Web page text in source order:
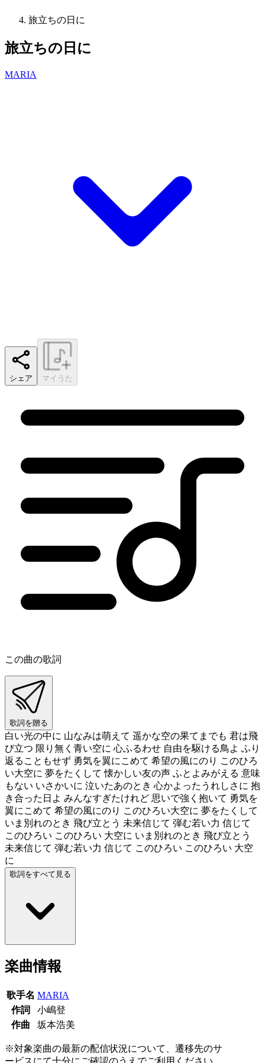
旅立ちの日に
旅立ちの日に
MARIA
シェア マイうた
この曲の歌詞
歌詞を贈る
白い光の中に 山なみは萌えて 遥かな空の果てまでも 君は飛
び立つ 限り無く青い空に 心ふるわせ 自由を駆ける鳥よ ふり
返ることもせず 勇気を翼にこめて 希望の風にのり このひろ
い大空に 夢をたくして 懐かしい友の声 ふとよみがえる 意味
もない いさかいに 泣いたあのとき 心かよったうれしさに 抱
き合った日よ みんなすぎたけれど 思いで強く抱いて 勇気を
翼にこめて 希望の風にのり このひろい大空に 夢をたくして
いま別れのとき 飛び立とう 未来信じて 弾む若い力 信じて
このひろい このひろい 大空に いま別れのとき 飛び立とう
未来信じて 弾む若い力 信じて このひろい このひろい 大空
に
歌詞をすべて見る
楽曲情報
歌手名 MARIA
作詞
小嶋登
作曲
坂本浩美
※対象楽曲の最新の配信状況について、遷移先のサ
ービスにて十分にご確認のうえでご利用ください。